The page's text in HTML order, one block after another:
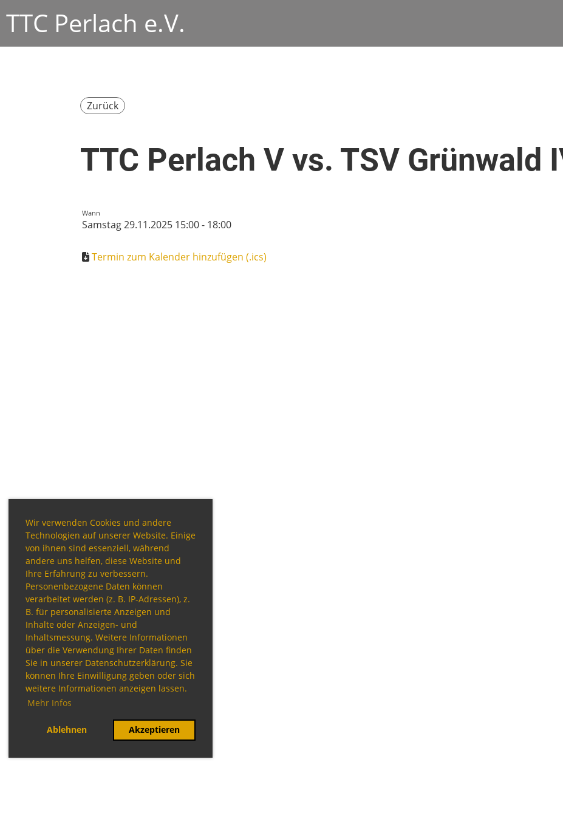
Wir verwenden Cookies und andere
Technologien auf unserer Website. Einige
von ihnen sind essenziell, während
andere uns helfen, diese Website und
Ihre Erfahrung zu verbessern.
Personenbezogene Daten können
verarbeitet werden (z. B. IP-Adressen), z.
B. für personalisierte Anzeigen und
Inhalte oder Anzeigen- und
Inhaltsmessung. Weitere Informationen
über die Verwendung Ihrer Daten finden
Sie in unserer Datenschutzerklärung. Sie
können Ihre Einwilligung geben oder sich
weitere Informationen anzeigen lassen.
Mehr Infos
Ablehnen Akzeptieren
TTC Perlach e.V.
Zurück
TTC Perlach V vs. TSV Grünwald
Wann
Samstag 29.11.2025 15:00 - 18:00
Termin zum Kalender hinzufügen (.ics)